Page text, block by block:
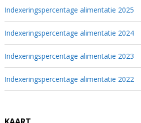
Indexeringspercentage alimentatie 2025
Indexeringspercentage alimentatie 2024
Indexeringspercentage alimentatie 2023
Indexeringspercentage alimentatie 2022